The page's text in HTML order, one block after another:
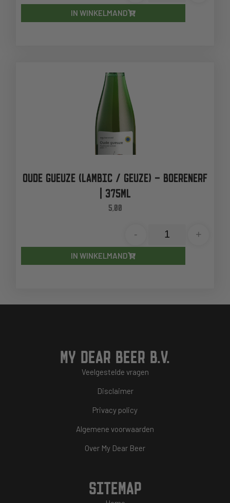
IN WINKELMAND
OUDE GUEUZE (LAMBIC / GEUZE) – BOERENERF
| 375ML
5,00
- +
IN WINKELMAND
MY DEAR BEER B.V.
Veelgestelde vragen
Disclaimer
Privacy policy
Algemene voorwaarden
Over My Dear Beer
SITEMAP